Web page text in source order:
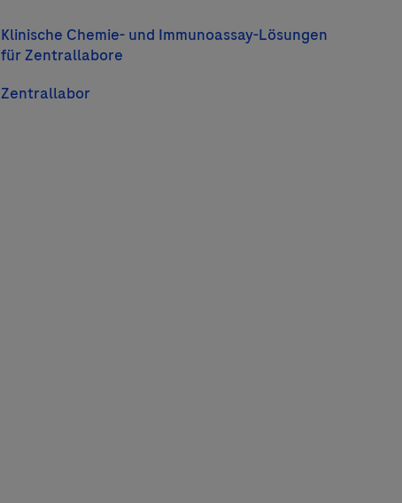
Klinische Chemie- und Immunoassay-Lösungen
für Zentrallabore
Zentrallabor